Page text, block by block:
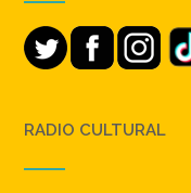
RADIO CULTURAL